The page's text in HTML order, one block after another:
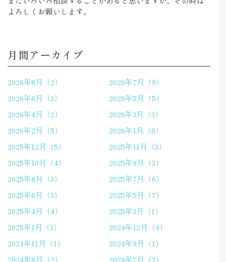
よろしくお願いします。
月間アーカイブ
2026年8月（2）
2026年7月（9）
2026年6月（3）
2026年5月（5）
2026年4月（2）
2026年3月（3）
2026年2月（5）
2026年1月（6）
2025年12月（5）
2025年11月（3）
2025年10月（4）
2025年9月（3）
2025年8月（3）
2025年7月（6）
2025年6月（3）
2025年5月（7）
2025年4月（4）
2025年3月（1）
2025年1月（3）
2024年12月（4）
2024年11月（1）
2024年9月（1）
2024年8月（2）
2024年7月（3）